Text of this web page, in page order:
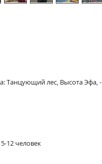
Танцующий лес, Высота Эфа, -
12 человек